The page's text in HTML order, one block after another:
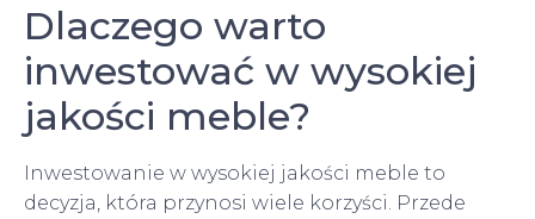
Dlaczego warto
inwestować w wysokiej
jakości meble?
Inwestowanie w wysokiej jakości meble to
decyzja, która przynosi wiele korzyści. Przede